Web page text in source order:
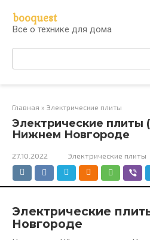
контенту
booquest
Все о технике для дома
Поиск:
Главная » Электрические плиты
Электрические плиты
Нижнем Новгороде
27.10.2022 Электрические плиты
Электрические
Новгороде